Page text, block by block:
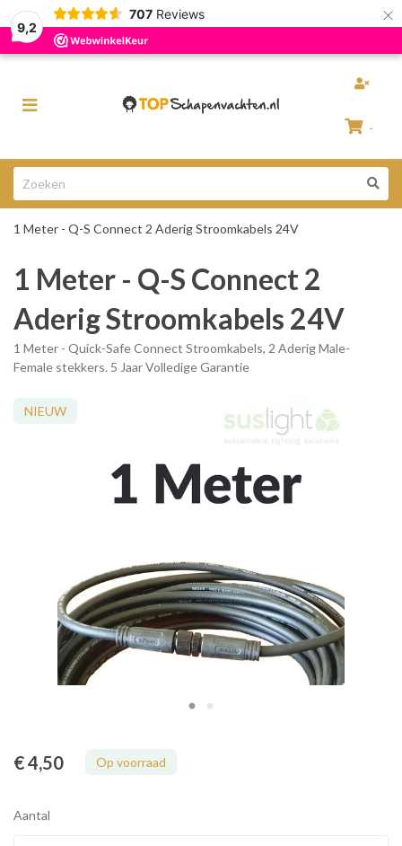
9,2
707 Reviews ×
Razendsnelle levering 100% Natuurlijke schapenvachten
Toggle
-
Winkelwagen
Vul hem met producten.
1 Meter - Q-S Connect 2 Aderig Stroomkabels 24V
1 Meter - Q-S Connect 2
Aderig Stroomkabels 24V
1 Meter - Quick-Safe Connect Stroomkabels, 2 Aderig Male-
Female stekkers. 5 Jaar Volledige Garantie
NIEUW
€ 4,50 Op voorraad
Aantal